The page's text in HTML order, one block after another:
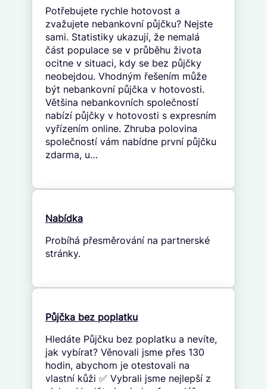
Potřebujete rychle hotovost a
zvažujete nebankovní půjčku? Nejste
sami. Statistiky ukazují, že nemalá
část populace se v průběhu života
ocitne v situaci, kdy se bez půjčky
neobejdou. Vhodným řešením může
být nebankovní půjčka v hotovosti.
Většina nebankovních společností
nabízí půjčky v hotovosti s expresním
vyřízením online. Zhruba polovina
společností vám nabídne první půjčku
zdarma, u…
Nabídka
Probíhá přesměrování na partnerské
stránky.
Půjčka bez poplatku
Hledáte Půjčku bez poplatku a nevíte,
jak vybírat? Věnovali jsme přes 130
hodin, abychom je otestovali na
vlastní kůži ✅ Vybrali jsme nejlepší z